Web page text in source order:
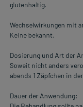
glutenhaltig.
Wechselwirkungen mit
Keine bekannt.
Dosierung und Art der
Soweit nicht anders
abends 1 Zäpfchen in
Dauer der Anwendung: